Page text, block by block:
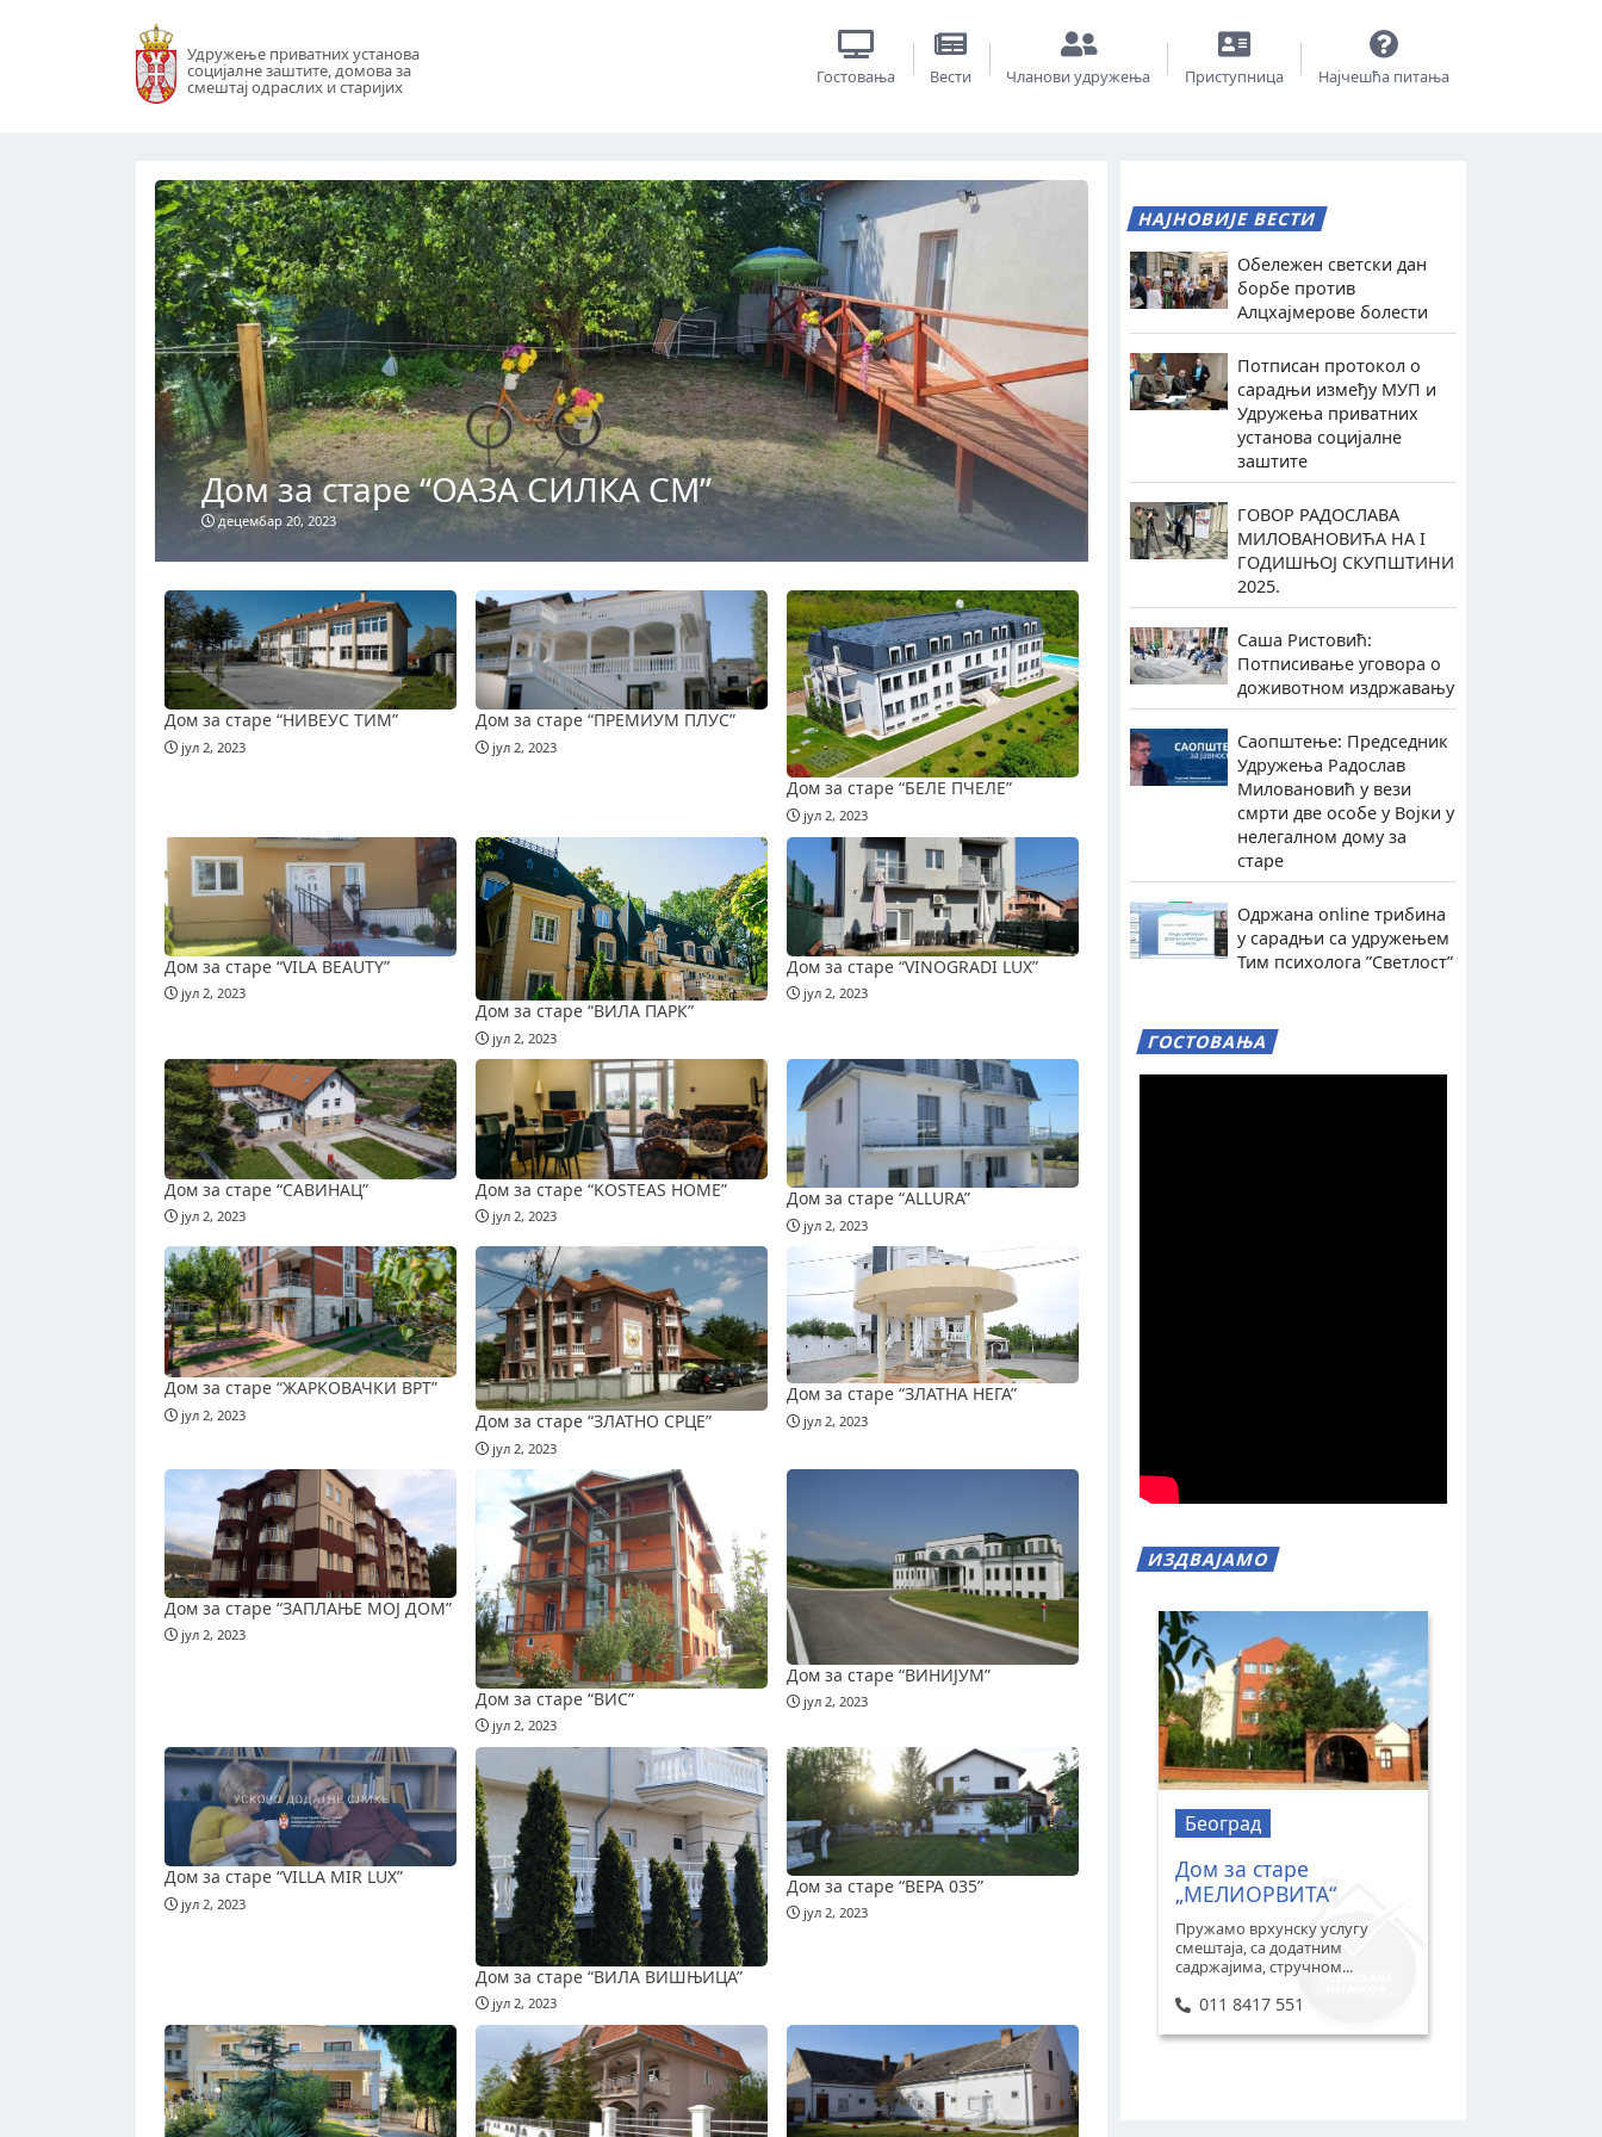
Удружење приватних установа
социјалне заштите, домова за
смештај одраслих и старијих
Гостовања Вести Чланови удружења Приступница Најчешћа питања
Дом за старе “ОАЗА СИЛКА СМ”
децембар 20, 2023
Дом за старе “НИВЕУС ТИМ”
јул 2, 2023
Дом за старе “ПРЕМИУМ ПЛУС”
јул 2, 2023
Дом за старе “БЕЛЕ ПЧЕЛЕ”
јул 2, 2023
Дом за старе “VILA BEAUTY”
јул 2, 2023
Дом за старе “ВИЛА ПАРК”
јул 2, 2023
Дом за старе “VINOGRADI LUX”
јул 2, 2023
Дом за старе “САВИНАЦ”
јул 2, 2023
Дом за старе “KOSTEAS HOME”
јул 2, 2023
Дом за старе “ALLURA”
јул 2, 2023
Дом за старе “ЖАРКОВАЧКИ ВРТ”
јул 2, 2023 Дом за старе “ЗЛАТНО СРЦЕ”
јул 2, 2023
Дом за старе “ЗЛАТНА НЕГА”
јул 2, 2023
Дом за старе “ЗАПЛАЊЕ МОЈ ДОМ”
јул 2, 2023
Дом за старе “ВИС”
јул 2, 2023
Дом за старе “ВИНИЈУМ”
јул 2, 2023
Дом за старе “VILLA MIR LUX”
јул 2, 2023
Дом за старе “ВИЛА ВИШЊИЦА”
јул 2, 2023
Дом за старе “ВЕРА 035”
јул 2, 2023
НАЈНОВИЈЕ ВЕСТИ
Обележен светски дан
борбе против
Алцхајмерове болести
Потписан протокол о
сарадњи између МУП и
Удружења приватних
установа социјалне
заштите
ГОВОР РАДОСЛАВА
МИЛОВАНОВИЋА НА I
ГОДИШЊОЈ СКУПШТИНИ
2025.
Саша Ристовић:
Потписивање уговора о
доживотном издржавању
Саопштење: Председник
Удружења Радослав
Миловановић у вези
смрти две особе у Војки у
нелегалном дому за
старе
Одржана online трибина
у сарадњи са удружењем
Тим психолога ”Светлост”
ГОСТОВАЊА
ИЗДВАЈАМО
Београд
Дом за старе
„МЕЛИОРВИТА“
Пружамо врхунску услугу
смештаја, са додатним
садржајима, стручном...
011 8417 551